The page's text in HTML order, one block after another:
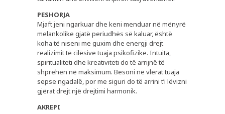
PESHORJA
Mjaft jeni ngarkuar dhe keni menduar në mënyrë
melankolike gjatë periudhës së kaluar, është
koha të niseni me guxim dhe energji drejt
realizimit të cilësive tuaja psikofizike. Intuita,
spiritualiteti dhe kreativiteti do të arrijnë të
shprehen në maksimum. Besoni në vlerat tuaja
sepse ngadalë, por me siguri do të arrini t’i lëvizni
gjërat drejt një drejtimi harmonik.
AKREPI